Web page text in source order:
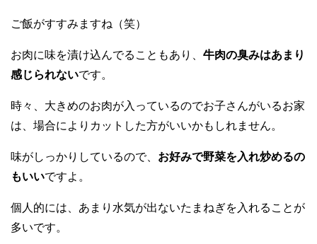
ご飯がすすみますね（笑）
お肉に味を漬け込んでることもあり、 牛肉の臭みはあまり
感じられないです。
時々、大きめのお肉が入っているのでお子さんがいるお家
は、場合によりカットした方がいいかもしれません。
味がしっかりしているので、 お好みで野菜を入れ炒めるの
もいいですよ。
個人的には、あまり水気が出ないたまねぎを入れることが
多いです。